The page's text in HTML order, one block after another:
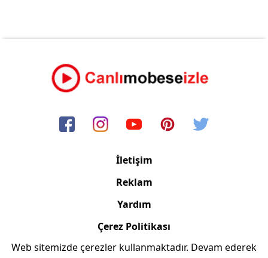
İletişim
Reklam
Yardım
Çerez Politikası
Web sitemizde çerezler kullanmaktadır. Devam ederek